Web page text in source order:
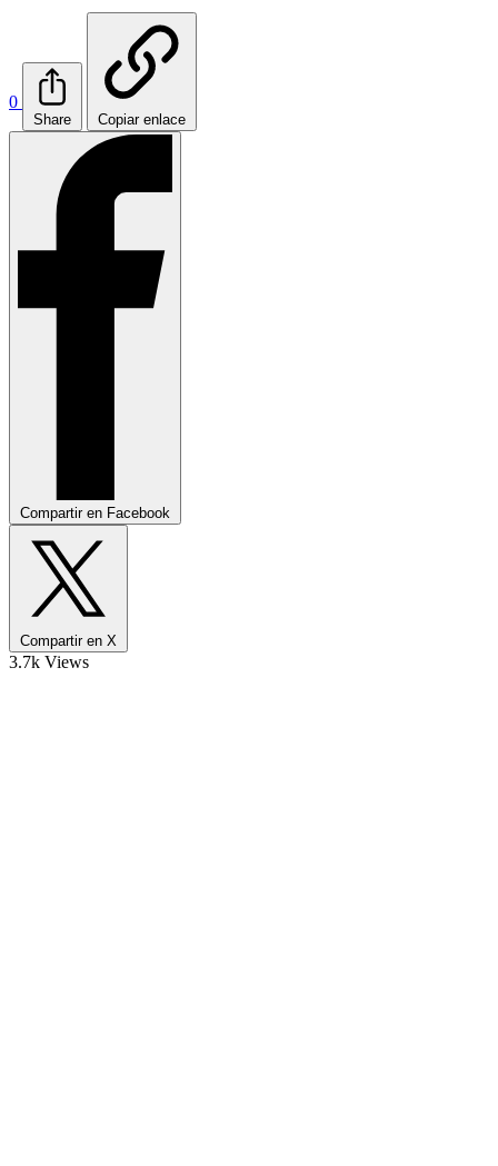
0
Share Copiar enlace
Compartir en Facebook
Compartir en X
3.7k Views